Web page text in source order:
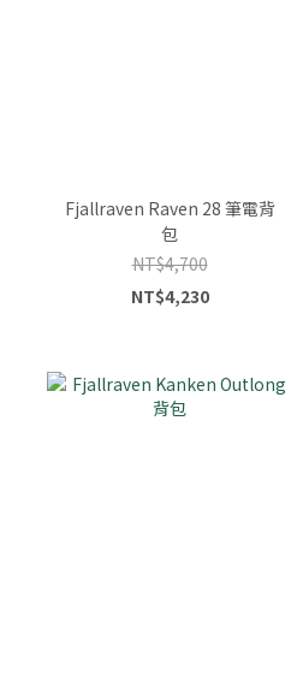
Fjallraven Raven 28 筆電背
包
NT$4,700
NT$4,230